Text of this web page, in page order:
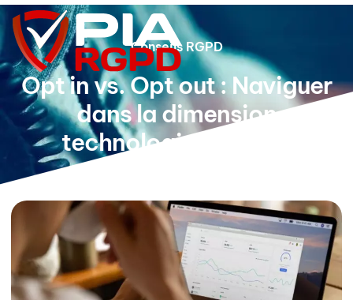
Conseils RGPD
Opt in vs. Opt out : Naviguer
dans la dimension
technologique RGPD